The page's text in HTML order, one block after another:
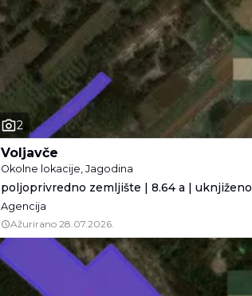
2
Voljavče
Okolne lokacije, Jagodina
poljoprivredno zemljište | 8.64 a | uknjiženo
Agencija
Ažurirano 28.07.2026.